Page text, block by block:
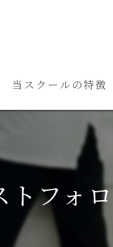
バイザーコース
トラクターコース
ストコース
当スクールの特徴
独立開業支援
セルフメディケーシ
ハンドマッサージ
フォ